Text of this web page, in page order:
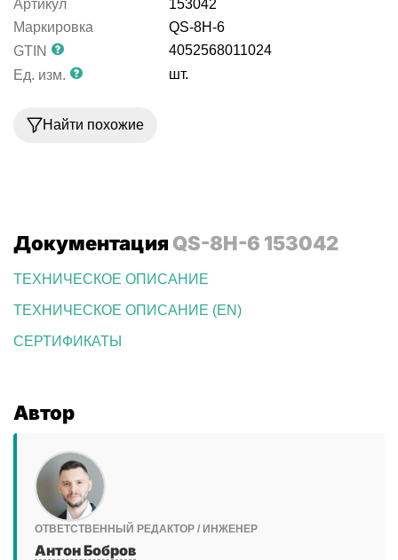
Артикул
153042
Маркировка
QS-8H-6
GTIN
4052568011024
Ед. изм.
шт.
Найти похожие
Документация QS-8H-6 153042
ТЕХНИЧЕСКОЕ ОПИСАНИЕ
ТЕХНИЧЕСКОЕ ОПИСАНИЕ (EN)
СЕРТИФИКАТЫ
Автор
ОТВЕТСТВЕННЫЙ РЕДАКТОР / ИНЖЕНЕР
Антон Бобров